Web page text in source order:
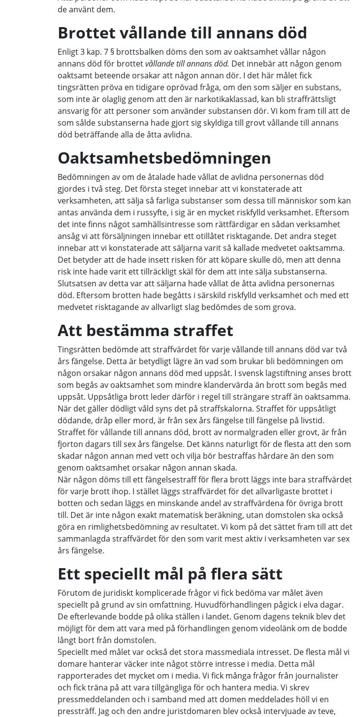
de använt dem.
Brottet vållande till annans död
Enligt 3 kap. 7 § brottsbalken döms den som av oaktsamhet vållar någon
annans död för brottetvållande till annans död. Det innebär att någon genom
oaktsamt beteende orsakar att någon annan dör. I det här målet fick
tingsrätten pröva en tidigare oprövad fråga, om den som säljer en substans,
som inte är olaglig genom att den är narkotikaklassad, kan bli straffrättsligt
ansvarig för att personer som använder substansen dör. Vi kom fram till att de
som sålde substanserna hade gjort sig skyldiga till grovt vållande till annans
död beträffande alla de åtta avlidna.
Oaktsamhetsbedömningen
Bedömningen av om de åtalade hade vållat de avlidna personernas död
gjordes i två steg. Det första steget innebar att vi konstaterade att
verksamheten, att sälja så farliga substanser som dessa till människor som kan
antas använda dem i russyfte, i sig är en mycket riskfylld verksamhet. Eftersom
det inte finns något samhällsintresse som rättfärdigar en sådan verksamhet
ansåg vi att försäljningen innebar ett otillåtet risktagande. Det andra steget
innebar att vi konstaterade att säljarna varit så kallade medvetet oaktsamma.
Det betyder att de hade insett risken för att köpare skulle dö, men att denna
risk inte hade varit ett tillräckligt skäl för dem att inte sälja substanserna.
Slutsatsen av detta var att säljarna hade vållat de åtta avlidna personernas
död. Eftersom brotten hade begåtts i särskild riskfylld verksamhet och med ett
medvetet risktagande av allvarligt slag bedömdes de som grova.
Att bestämma straffet
Tingsrätten bedömde att straffvärdet för varje vållande till annans död var två
års fängelse. Detta är betydligt lägre än vad som brukar bli bedömningen om
någon orsakar någon annans död med uppsåt. I svensk lagstiftning anses brott
som begås av oaktsamhet som mindre klandervärda än brott som begås med
uppsåt. Uppsåtliga brott leder därför i regel till strängare straff än oaktsamma.
När det gäller dödligt våld syns det på straffskalorna. Straffet för uppsåtligt
dödande, dråp eller mord, är från sex års fängelse till fängelse på livstid.
Straffet för vållande till annans död, brott av normalgraden eller grovt, är från
fjorton dagars till sex års fängelse. Det känns naturligt för de flesta att den som
skadar någon annan med vett och vilja bör bestraffas hårdare än den som
genom oaktsamhet orsakar någon annan skada.
När någon döms till ett fängelsestraff för flera brott läggs inte bara straffvärdet
för varje brott ihop. I stället läggs straffvärdet för det allvarligaste brottet i
botten och sedan läggs en minskande andel av straffvärdena för övriga brott
till. Det är inte någon exakt matematisk beräkning, utan domstolen ska också
göra en rimlighetsbedömning av resultatet. Vi kom på det sättet fram till att det
sammanlagda straffvärdet för den som varit mest aktiv i verksamheten var sex
års fängelse.
Ett speciellt mål på flera sätt
Förutom de juridiskt komplicerade frågor vi fick bedöma var målet även
speciellt på grund av sin omfattning. Huvudförhandlingen pågick i elva dagar.
De efterlevande bodde på olika ställen i landet. Genom dagens teknik blev det
möjligt för dem att vara med på förhandlingen genom videolänk om de bodde
långt bort från domstolen.
Speciellt med målet var också det stora massmediala intresset. De flesta mål vi
domare hanterar väcker inte något större intresse i media. Detta mål
rapporterades det mycket om i media. Vi fick många frågor från journalister
och fick träna på att vara tillgängliga för och hantera media. Vi skrev
pressmeddelanden och i samband med att domen meddelades höll vi en
pressträff. Jag och den andre juristdomaren blev också intervjuade av teve,